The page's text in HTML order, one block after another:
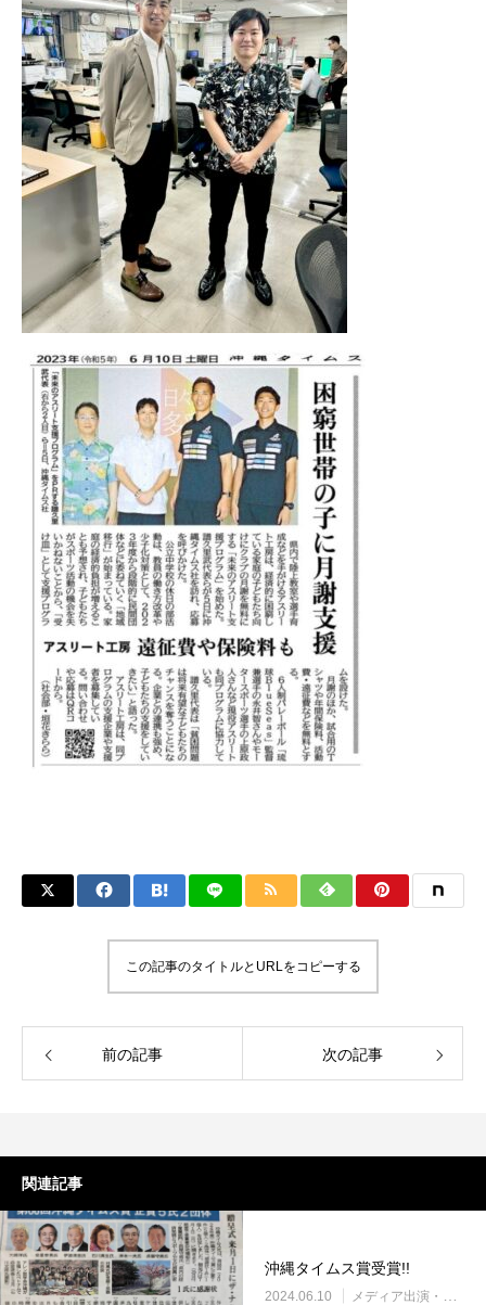
この記事のタイトルとURLをコピーする
前の記事 次の記事
関連記事
沖縄タイムス賞受賞!!
2024.06.10 メディア出演・紹介